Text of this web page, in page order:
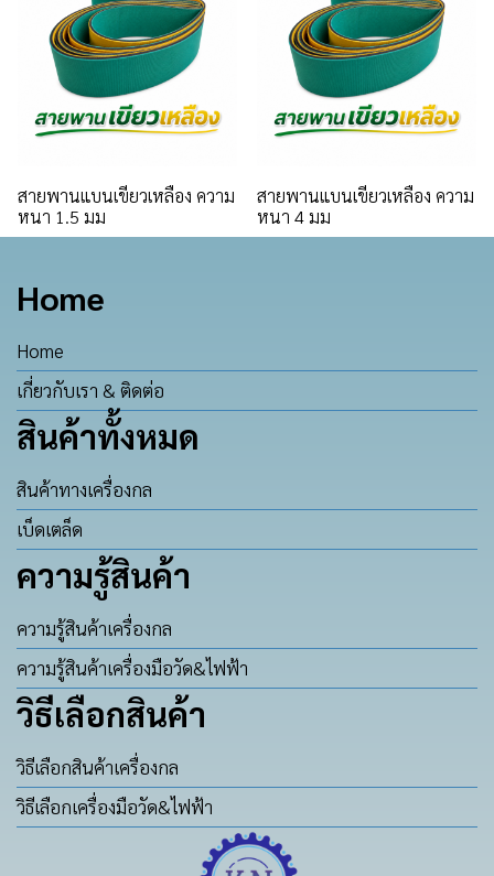
สายพานแบนเขียวเหลือง ความ
หนา 1.5 มม
สายพานแบนเขียวเหลือง ความ
หนา 4 มม
Home
Home
เกี่ยวกับเรา & ติดต่อ
สินค้าทั้งหมด
สินค้าทางเครื่องกล
เบ็ดเตล็ด
ความรู้สินค้า
ความรู้สินค้าเครื่องกล
ความรู้สินค้าเครื่องมือวัด&ไฟฟ้า
วิธีเลือกสินค้า
วิธีเลือกสินค้าเครื่องกล
วิธีเลือกเครื่องมือวัด&ไฟฟ้า